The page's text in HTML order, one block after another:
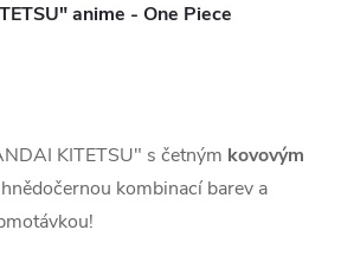
anime - One Piece
KITETSU" s četným kovovým
kombinací barev a